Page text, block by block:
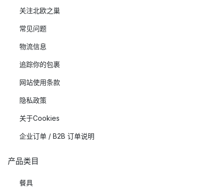
关注北欧之巢
常见问题
物流信息
追踪你的包裹
网站使用条款
隐私政策
关于Cookies
企业订单 / B2B 订单说明
产品类目
餐具